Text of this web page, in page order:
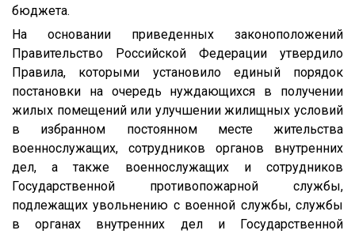
бюджета.
На основании приведенных законоположений
Правительство Российской Федерации утвердило
Правила, которыми установило единый порядок
постановки на очередь нуждающихся в получении
жилых помещений или улучшении жилищных условий
в избранном постоянном месте жительства
военнослужащих, сотрудников органов внутренних
дел, а также военнослужащих и сотрудников
Государственной противопожарной службы,
подлежащих увольнению с военной службы, службы
в органах внутренних дел и Государственной